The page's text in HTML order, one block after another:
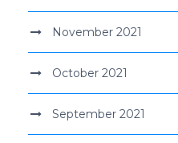
November 2021
October 2021
September 2021